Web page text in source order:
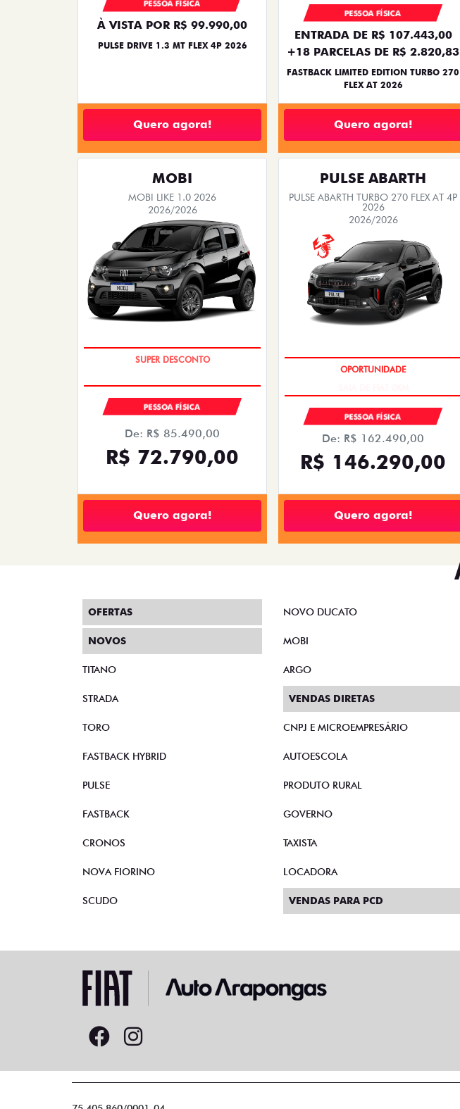
PESSOA FÍSICA
À VISTA POR R$ 99.990,00
PULSE DRIVE 1.3 MT FLEX 4P 2026
Quero agora!
PESSOA FÍSICA
ENTRADA DE R$ 107.443,00
+18 PARCELAS DE R$ 2.820,83
FASTBACK LIMITED EDITION TURBO 270
FLEX AT 2026
Quero agora!
MOBI
MOBI LIKE 1.0 2026
2026/2026
TAXA ZERO
PESSOA FÍSICA
De: R$ 85.490,00
R$ 72.790,00
Quero agora!
PULSE ABARTH
PULSE ABARTH TURBO 270 FLEX AT 4P
2026
2026/2026
SAIA DE FIAT 0KM
PESSOA FÍSICA
De: R$ 162.490,00
R$ 146.290,00
Quero agora!
OFERTAS
NOVOS
TITANO
STRADA
TORO
FASTBACK HYBRID
PULSE
FASTBACK
CRONOS
NOVA FIORINO
SCUDO
NOVO DUCATO
MOBI
ARGO
VENDAS DIRETAS
CNPJ E MICROEMPRESÁRIO
AUTOESCOLA
PRODUTO RURAL
GOVERNO
TAXISTA
LOCADORA
VENDAS PARA PCD